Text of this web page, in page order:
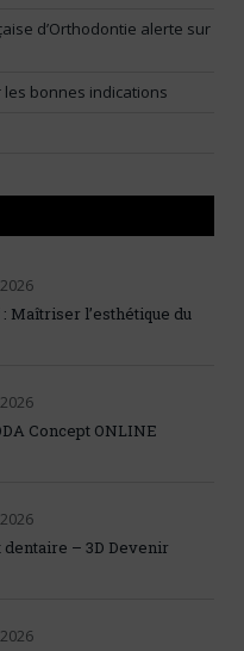
d’Orthodontie alerte sur
bonnes indications
Maîtriser l’esthétique du
Concept ONLINE
dentaire – 3D Devenir